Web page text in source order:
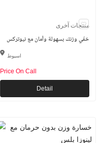
منتجات آخرى
خفّي وزنك بسهولة وأمان مع نيوتركس
اسيوط
Price On Call
Detail